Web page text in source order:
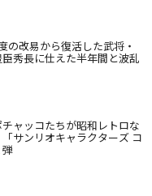
の改易から復活した武将・
秀長に仕えた半年間と波乱
ャッコたちが昭和レトロな
サンリオキャラクターズ コ